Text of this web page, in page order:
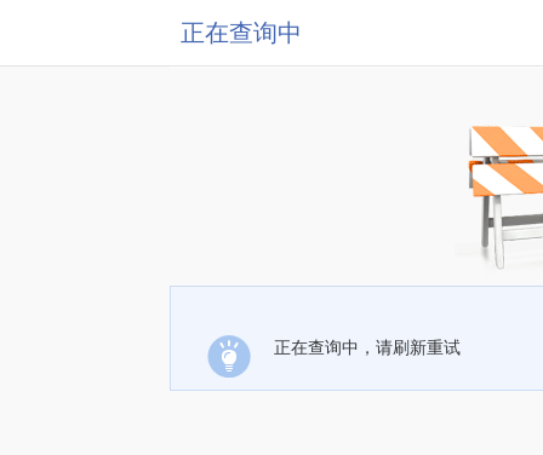
正在查询中
正在查询中，请刷新重试